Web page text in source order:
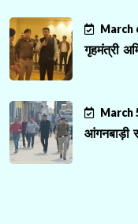
March
गृहमंत्री
March
आंगनबाड़ी